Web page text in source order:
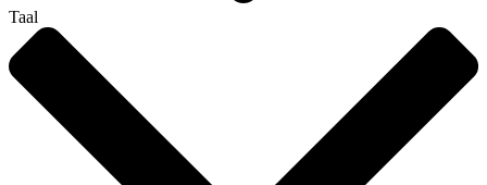
Taal